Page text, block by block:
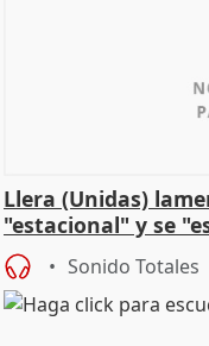
Llera (Unidas)
"estacional" y se
Sonido Totales